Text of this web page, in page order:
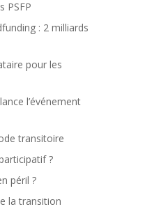
PSFP
: 2 milliards
pour les
l’événement
transitoire
?
péril ?
la transition